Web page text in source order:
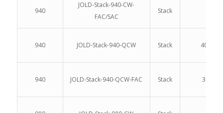
940
JOLD-Stack-940-CW-
FAC/SAC
Stack
940 JOLD-Stack-940-QCW Stack 400.0,
940 JOLD-Stack-940-QCW-FAC Stack 360.0,